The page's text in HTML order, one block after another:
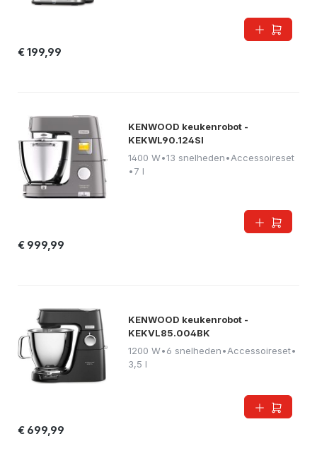
€ 199,99
KENWOOD keukenrobot -
KEKWL90.124SI
1400 W•13 snelheden•Accessoireset
•7 l
€ 999,99
KENWOOD keukenrobot -
KEKVL85.004BK
1200 W•6 snelheden•Accessoireset•
3,5 l
€ 699,99